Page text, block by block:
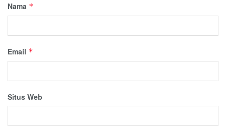
Nama *
Email *
Situs Web